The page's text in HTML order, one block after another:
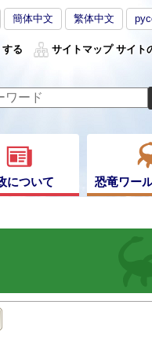
簡体中文 繁体中文
る サイトマップ サイト
について 恐竜ワー